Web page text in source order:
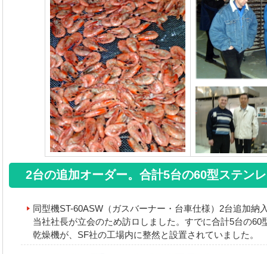
2台の追加オーダー。合計5台の60型ステン
同型機ST-60ASW（ガスバーナー・台車仕様）2台追加納
当社社長が立会のため訪ロしました。すでに合計5台の60
乾燥機が、SF社の工場内に整然と設置されていました。